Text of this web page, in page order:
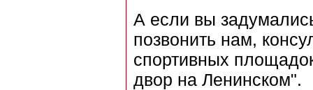
А если вы
позвонить нам,
спортивных
двор на